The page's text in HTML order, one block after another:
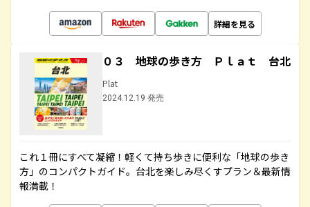
詳細を見る
０３ 地球の歩き方 Ｐｌａｔ 台北
Plat
2024.12.19 発売
これ１冊にすべて凝縮！軽くて持ち歩きに便利な「地球の歩き
方」のコンパクトガイド。台北を楽しみ尽くすプラン＆最新情
報満載！